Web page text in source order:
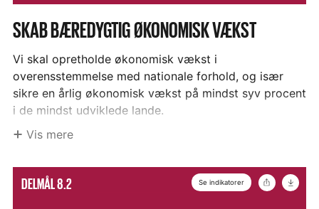
DELMÅL
8.1
–
SKAB BÆREDYGTIG ØKONOMISK VÆKST
Vi skal opretholde økonomisk vækst i
overensstemmelse med nationale forhold, og især
sikre en årlig økonomisk vækst på mindst syv procent
i de mindst udviklede lande.
8.1.i. Arbejdsproduktivitet 8.1.ii.
Bruttonationalindkomst per indbygger 8.1.iii.
Vis mere
DELMÅL 8.2 Se indikatorer Del
Hent
ikon
Vis
mere